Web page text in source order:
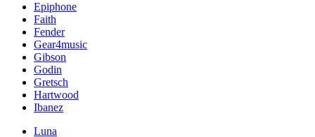
Epiphone
Faith
Fender
Gear4music
Gibson
Godin
Gretsch
Hartwood
Ibanez
Luna